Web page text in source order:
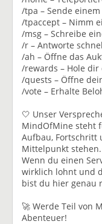
/tpa – Sende
/tpaccept – Nimm
/msg – Schreibe
/r – Antworte
/ah – Öffne das
/rewards – Hole
/quests – Öffne
/vote – Erhalte
🤍 Unser
MindOfMine steht
Aufbau, Fortschritt
Mittelpunkt stehen.
Wenn du einen
wirklich lohnt und
bist du hier genau
🚀 Werde Teil von
Abenteuer!